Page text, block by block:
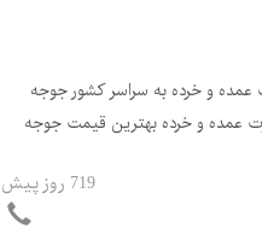
محلی به صورت عمده و خرده به سراسر کشور جوجه
صورت عمده و خرده بهترین قیمت جوجه
719 روز پیش